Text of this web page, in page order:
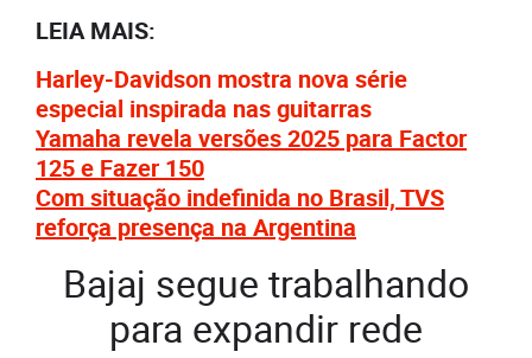
LEIA MAIS:
Harley-Davidson mostra nova série
especial inspirada nas guitarras
Yamaha revela versões 2025 para Factor
125 e Fazer 150
Com situação indefinida no Brasil, TVS
reforça presença na Argentina
Bajaj segue trabalhando
para expandir rede